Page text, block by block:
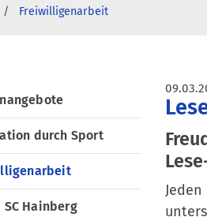
Freiwilligenarbeit
durch Sport
SC Hainberg